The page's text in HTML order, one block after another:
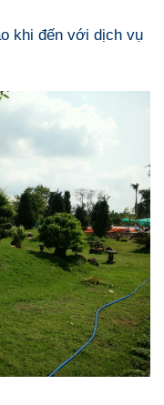
khi đến với dịch vụ